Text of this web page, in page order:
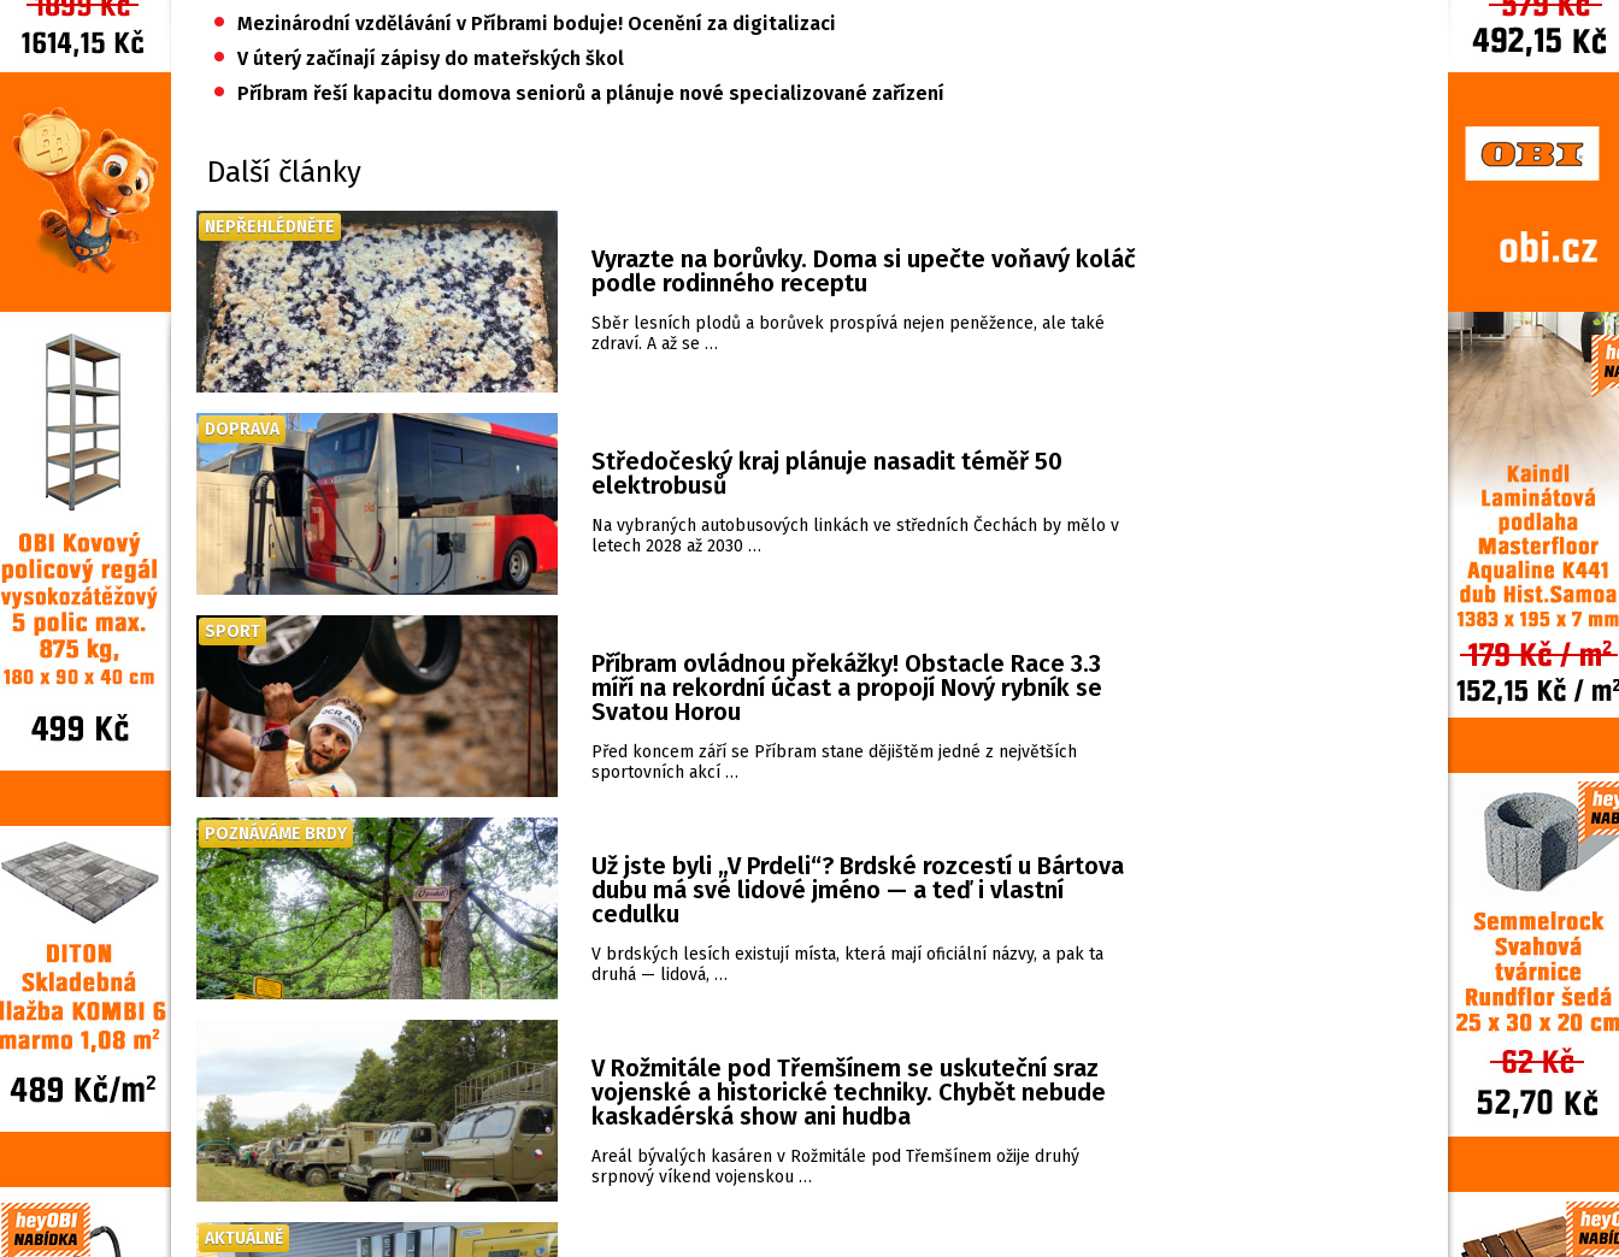
• Mezinárodní vzdělávání v Příbrami boduje! Ocenění za digitalizaci
• V úterý začínají zápisy do mateřských škol
• Příbram řeší kapacitu domova seniorů a plánuje nové specializované zařízení
Další články
Vyrazte na borůvky. Doma si upečte voňavý koláč
podle rodinného receptu
Sběr lesních plodů a borůvek prospívá nejen peněžence, ale také
zdraví. A až se …
NEPŘEHLÉDNĚTE
Středočeský kraj plánuje nasadit téměř 50
elektrobusů
Na vybraných autobusových linkách ve středních Čechách by mělo v
letech 2028 až 2030 …
DOPRAVA
Příbram ovládnou překážky! Obstacle Race 3.3
míří na rekordní účast a propojí Nový rybník se
Svatou Horou
Před koncem září se Příbram stane dějištěm jedné z největších
sportovních akcí …
SPORT
Už jste byli „V Prdeli“? Brdské rozcestí u Bártova
dubu má své lidové jméno — a teď i vlastní
cedulku
V brdských lesích existují místa, která mají oficiální názvy, a pak ta
druhá — lidová, …
POZNÁVÁME BRDY
V Rožmitále pod Třemšínem se uskuteční sraz
vojenské a historické techniky. Chybět nebude
kaskadérská show ani hudba
Areál bývalých kasáren v Rožmitále pod Třemšínem ožije druhý
srpnový víkend vojenskou …
AKTUÁLNĚ